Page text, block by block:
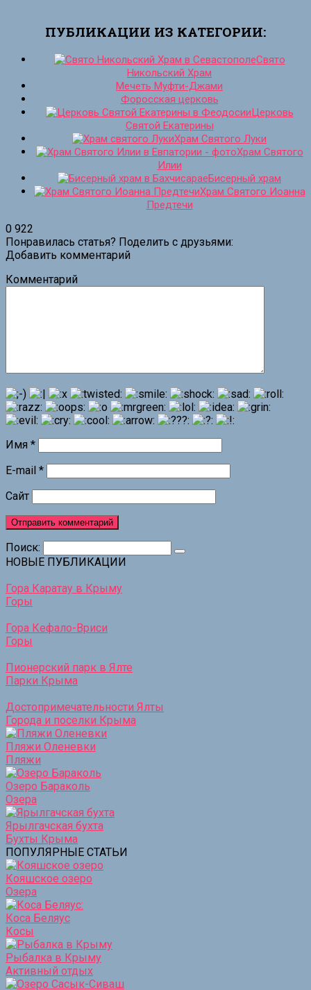
ПУБЛИКАЦИИ ИЗ КАТЕГОРИИ:
Свято
Никольский Храм
Мечеть Муфти-Джами
Форосская церковь
Церковь
Святой Екатерины
Храм Святого Луки
Храм Святого
Илии
Бисерный храм
Храм Святого Иоанна
Предтечи
0 922
Понравилась статья? Поделить с друзьями:
Добавить комментарий
Комментарий
Имя *
E-mail *
Сайт
Поиск:
НОВЫЕ ПУБЛИКАЦИИ
Гора Каратау в Крыму
Горы
Гора Кефало-Вриси
Горы
Пионерский парк в Ялте
Парки Крыма
Достопримечательности Ялты
Города и поселки Крыма
Пляжи Оленевки
Пляжи
Озеро Бараколь
Озера
Ярылгачская бухта
Бухты Крыма
ПОПУЛЯРНЫЕ СТАТЬИ
Кояшское озеро
Озера
Коса Беляус
Косы
Рыбалка в Крыму
Активный отдых